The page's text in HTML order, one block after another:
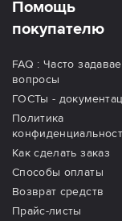
Помощь
покупателю
FAQ : Часто
вопросы
ГОСТы -
Политика
Как сделать заказ
Способы оплаты
Возврат средств
Прайс-листы